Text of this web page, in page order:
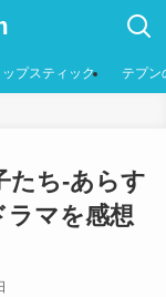
プスティック テプン
たち-あらす
ラマを感想